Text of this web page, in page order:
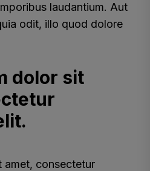
laudantium. Aut
odit, illo quod dolore
dolor sit
amet, consectetur